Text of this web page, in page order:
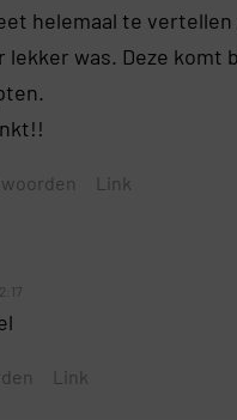
helemaal te
lekker was. Deze komt
Link
Link